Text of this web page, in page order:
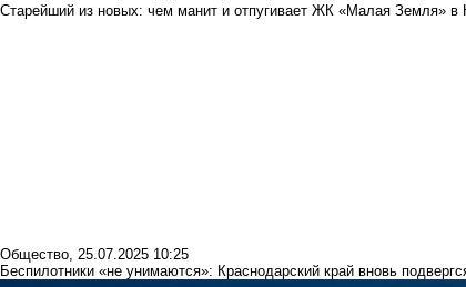
Старейший из новых: чем манит и отпугивает ЖК «Малая Земля» в
Общество, 25.07.2025 10:25
Беспилотники «не унимаются»: Краснодарский край вновь